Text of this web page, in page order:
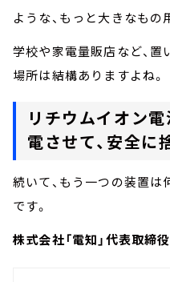
ような、もっと大きなもの
学校や家電量販店など、置
場所は結構ありますよね。
リチウムイオン
電させて、安全に
続いて、もう一つの装置
です。
株式会社「電知」代表取